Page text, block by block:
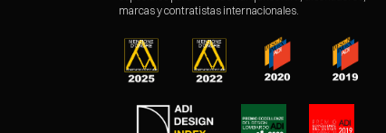
marcas y contratistas internacionales.